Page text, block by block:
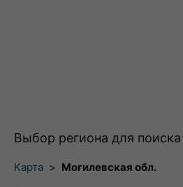
Выбор региона для
Карта > Могилевская обл.